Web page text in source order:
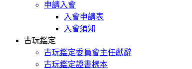
申請入會
入會申請表
入會須知
古玩鑑定
古玩鑑定委員會主任獻辭
古玩鑑定證書樣本